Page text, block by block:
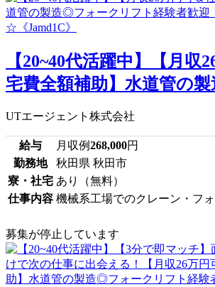
【20~40代活躍中】【月収
宅費全額補助】水道管の
UTエージェント株式会社
給与 月収例268,000円
勤務地
秋田県 秋田市
寮・社宅 あり（無料）
仕事内容 機械系工場でのクレーン・フ
募集が停止しています